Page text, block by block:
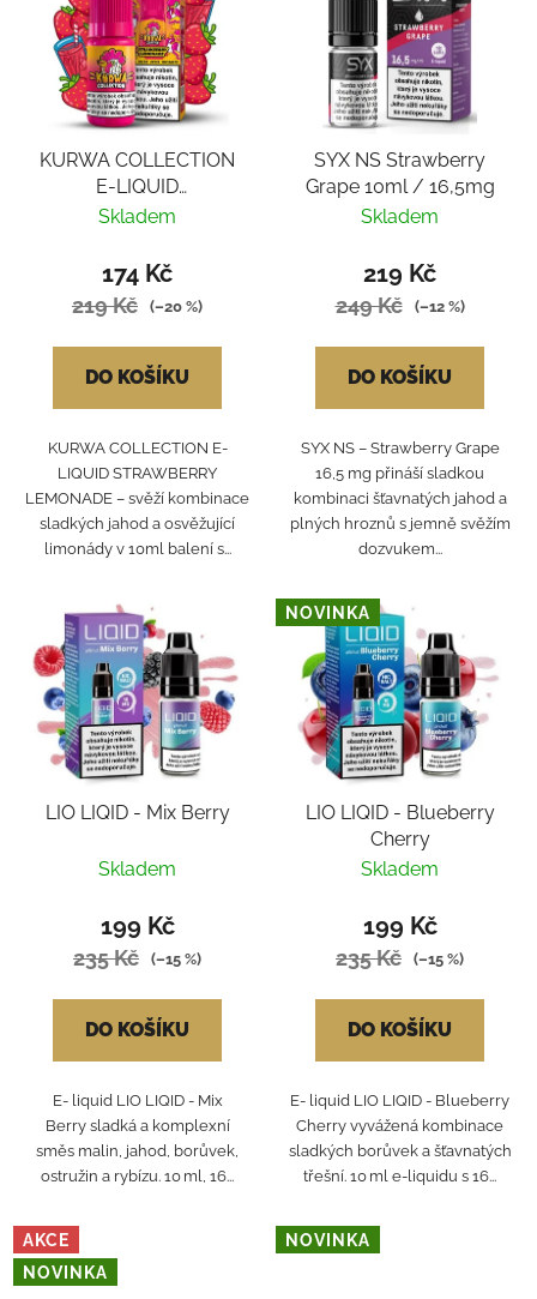
KURWA COLLECTION
E-LIQUID
STRAWBERRY
Skladem
174 Kč
219 Kč (–20 %)
DO KOŠÍKU
KURWA COLLECTION E-
LIQUID STRAWBERRY
LEMONADE – svěží kombinace
sladkých jahod a osvěžující
limonády v 10ml balení s...
SYX NS Strawberry
Grape 10ml / 16,5mg
Skladem
219 Kč
249 Kč (–12 %)
DO KOŠÍKU
SYX NS – Strawberry Grape
16,5 mg přináší sladkou
kombinaci šťavnatých jahod a
plných hroznů s jemně svěžím
dozvukem...
LIO LIQID - Mix Berry
Skladem
199 Kč
235 Kč (–15 %)
DO KOŠÍKU
E- liquid LIO LIQID - Mix
Berry sladká a komplexní
směs malin, jahod, borůvek,
ostružin a rybízu. 10 ml, 16...
NOVINKA
LIO LIQID - Blueberry
Cherry
Skladem
199 Kč
235 Kč (–15 %)
DO KOŠÍKU
E- liquid LIO LIQID - Blueberry
Cherry vyvážená kombinace
sladkých borůvek a šťavnatých
třešní. 10 ml e-liquidu s 16...
AKCE
NOVINKA
NOVINKA